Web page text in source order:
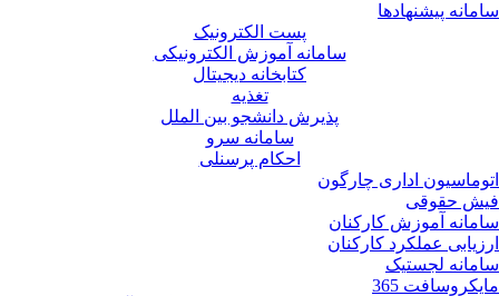
سامانه پیشنهادها
پست الکترونیک
سامانه آموزش الکترونیکی
کتابخانه دیجیتال
تغذیه
پذیرش دانشجو بین الملل
سامانه سرو
احکام پرسنلی
اتوماسیون اداری چارگون
فیش حقوقی
سامانه آموزش کارکنان
ارزیابی عملکرد کارکنان
سامانه لجستیک
مایکروسافت 365